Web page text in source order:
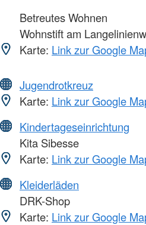
Betreutes Wohnen
Wohnstift am
Karte: Link zur Google
Jugendrotkreuz
Karte: Link zur Google
Kindertageseinrichtung
Kita Sibesse
Karte: Link zur Google
Kleiderläden
DRK-Shop
Karte: Link zur Google